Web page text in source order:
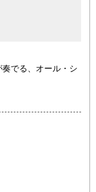
でる、オール・シ